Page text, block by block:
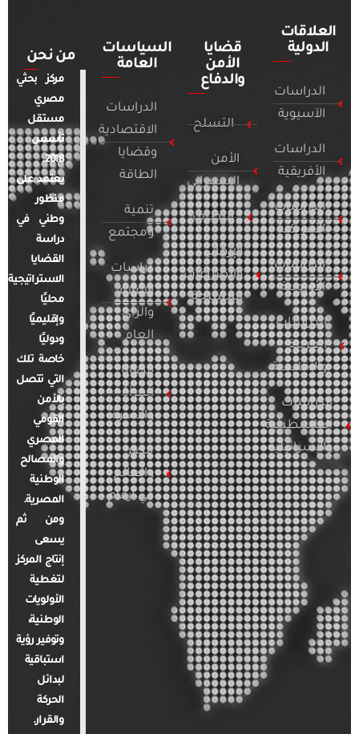
العلاقات
الدولية
الدراسات
الآسيوية
الدراسات
الأفريقية
الدراسات
الأمريكية
الدراسات
الأوروبية
الدراسات
العربية
والإقليمية
الدراسات
الفلسطينية
والإسرائيلية
قضايا
الأمن
والدفاع
التسلح
الأمن
السيبراني
التطرف
الإرهاب
والصراعات
المسلحة
السياسات
العامة
الدراسات
الاقتصادية
وقضايا
الطاقة
تنمية
ومجتمع
دراسات
الإعلام
والرأي
العام
قضايا
المرأة
والأسرة
مصر
والعالم
في أرقام
من نحن
مركز بحثي
مصري
مستقل
تأسس
2018.
يعتمد على
منظور
وطني في
دراسة
القضايا
الاستراتيجية
محليًا
وإقليميًا
ودوليًا
خاصة تلك
التي تتصل
بالأمن
القومي
المصري
والمصالح
الوطنية
المصرية.
ومن ثم
يسعى
إنتاج المركز
لتغطية
الأولويات
الوطنية،
وتوفير رؤية
استباقية
لبدائل
الحركة
والقرار.